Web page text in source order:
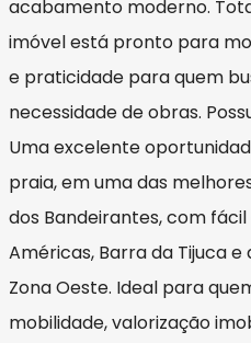
acabamento moderno.
imóvel está pronto para
e praticidade para quem
necessidade de obras.
Uma excelente
praia, em uma das
dos Bandeirantes, com
Américas, Barra da Tijuca
Zona Oeste. Ideal para
mobilidade, valorização